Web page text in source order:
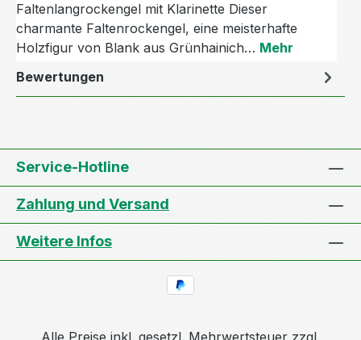
Faltenlangrockengel mit Klarinette Dieser
charmante Faltenrockengel, eine meisterhafte
Holzfigur von Blank aus Grünhainich… Mehr
Bewertungen
Service-Hotline
Zahlung und Versand
Weitere Infos
Alle Preise inkl. gesetzl. Mehrwertsteuer zzgl.